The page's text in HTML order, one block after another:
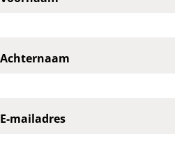
Achternaam
E-mailadres